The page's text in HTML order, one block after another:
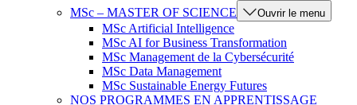
MSc – MASTER OF SCIENCE
Ouvrir le menu
MSc Artificial Intelligence
MSc AI for Business Transformation
MSc Management de la Cybersécurité
MSc Data Management
MSc Sustainable Energy Futures
NOS PROGRAMMES EN APPRENTISSAGE